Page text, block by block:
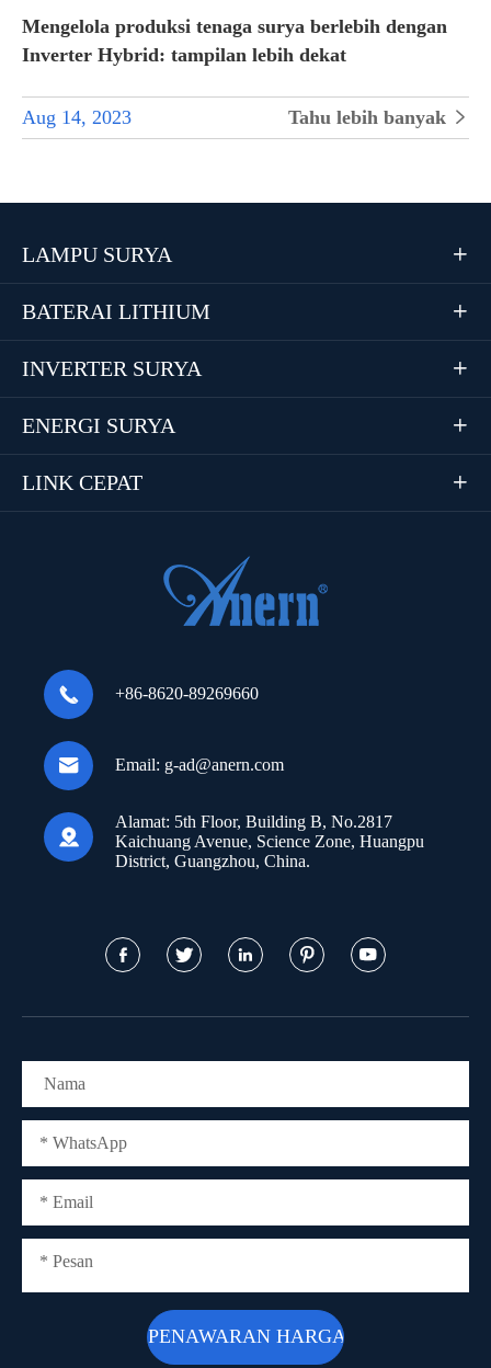
Mengelola produksi tenaga surya berlebih dengan
Inverter Hybrid: tampilan lebih dekat
Aug 14, 2023 Tahu lebih banyak 
LAMPU SURYA 
BATERAI LITHIUM 
INVERTER SURYA 
ENERGI SURYA 
LINK CEPAT 
 +86-8620-89269660
 Email: g-ad@anern.com

Alamat: 5th Floor, Building B, No.2817
Kaichuang Avenue, Science Zone, Huangpu
District, Guangzhou, China.
    